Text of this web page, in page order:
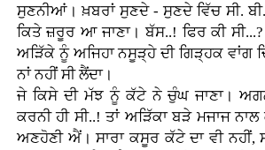
ਸੁਣਨੀਆਂ। ਖ਼ਬਰਾਂ ਸੁਣਦੇ - ਸੁਣਦੇ ਵਿੱਚ ਸੀ.
ਕਿਤੇ ਜ਼ਰੂਰ ਆ ਜਾਣਾ। ਬੱਸ..! ਫਿਰ ਕੀ
ਅੜਿੱਕੇ ਨੂੰ ਅਜਿਹਾ ਨਸੂੜ੍ਹੇ ਦੀ ਗਿੜ੍ਹਕ ਵਾਂਗ
ਨਾਂ ਨਹੀਂ ਸੀ ਲੈਂਦਾ।
ਜੇ ਕਿਸੇ ਦੀ ਮੱਝ ਨੂੰ ਕੱਟੇ ਨੇ ਚੁੰਘ ਜਾਣਾ।
ਕਰਨੀ ਹੀ ਸੀ..! ਤਾਂ ਅੜਿੱਕਾ ਬੜੇ ਮਜਾਜ
ਅਣਹੋਣੀ ਐਂ। ਸਾਰਾ ਕਸੂਰ ਕੱਟੇ ਦਾ ਵੀ ਨਹੀਂ,